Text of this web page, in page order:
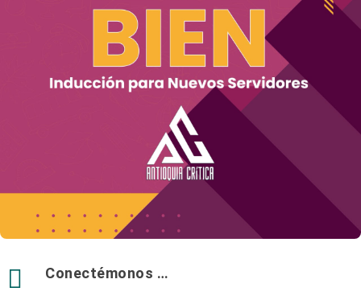
 Conectémonos …